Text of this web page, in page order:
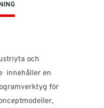
och
innehåller en
för